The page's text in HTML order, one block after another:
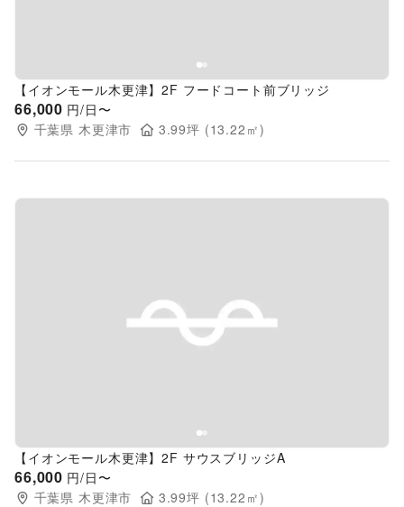
【イオンモール木更津】2F フードコート前ブリッジ
66,000 円/日〜
千葉県 木更津市 3.99坪 (13.22 ㎡)
Previous slide
【イオンモール木更津】2F サウスブリッジA
66,000 円/日〜
千葉県 木更津市 3.99坪 (13.22 ㎡)